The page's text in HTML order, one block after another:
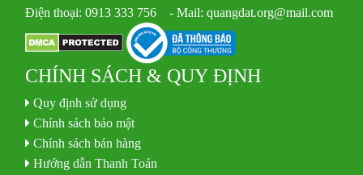
Điện thoại: 0913 333 756 - Mail: quangdat.org@mail.com
CHÍNH SÁCH & QUY ĐỊNH
Quy định sử dụng
Chính sách bảo mật
Chính sách bán hàng
Hướng dẫn Thanh Toán